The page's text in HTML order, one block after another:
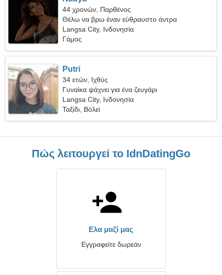
44 χρονών, Παρθένος
Θέλω να βρω έναν εύθραυστο άντρα
Langsa City, Ινδονησία
Γάμος
Putri
34 ετών, Ιχθύς
Γυναίκα ψάχνει για ένα ζευγάρι
Langsa City, Ινδονησία
Ταξίδι, Βόλεϊ
Πώς λειτουργεί το IdnDatingGo
Ελα μαζί μας
Εγγραφείτε δωρεάν